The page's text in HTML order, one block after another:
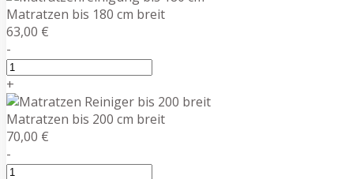
Matratzen bis 180 cm breit
63,00 €
-
+
Matratzen bis 200 cm breit
70,00 €
-